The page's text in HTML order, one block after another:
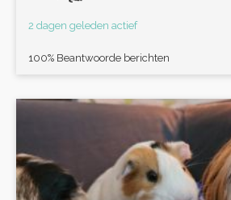
2 dagen geleden actief
100% Beantwoorde berichten